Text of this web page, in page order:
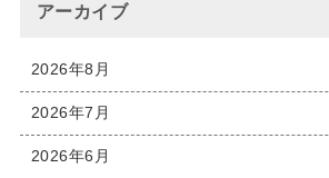
アーカイブ
2026年8月
2026年7月
2026年6月